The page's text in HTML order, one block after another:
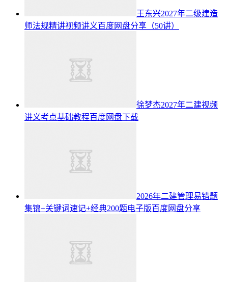
王东兴2027年二级建造
师法规精讲视频讲义百度网盘分享（50讲）
徐梦杰2027年二建视频
讲义考点基础教程百度网盘下载
2026年二建管理易错题
集锦+关键词速记+经典200题电子版百度网盘分享